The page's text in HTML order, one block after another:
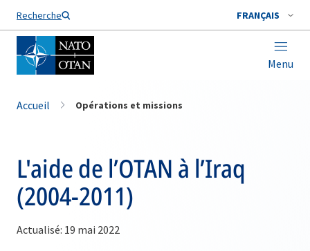
Recherche FRANÇAIS
Menu
Nom de famille*
Accueil Opérations et missions
L'aide de l’OTAN à l’Iraq
(2004-2011)
Actualisé: 19 mai 2022